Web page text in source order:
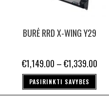
BURĖ RRD X-WING Y29
€1,149.00 –€1,339.00
PASIRINKTI SAVYBES